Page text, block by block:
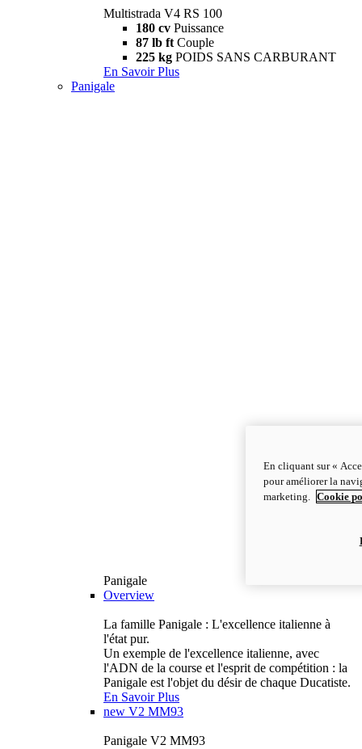
Multistrada V4 RS 100
180 cv Puissance
87 lb ft Couple
225 kg POIDS SANS CARBURANT
En Savoir Plus
Panigale
Panigale
Overview
La famille Panigale : L'excellence italienne à
l'état pur.
Un exemple de l'excellence italienne, avec
l'ADN de la course et l'esprit de compétition : la
Panigale est l'objet du désir de chaque Ducatiste.
En Savoir Plus
new V2 MM93
Panigale V2 MM93
En cliquant sur «
pour améliorer la
marketing.
Cookie